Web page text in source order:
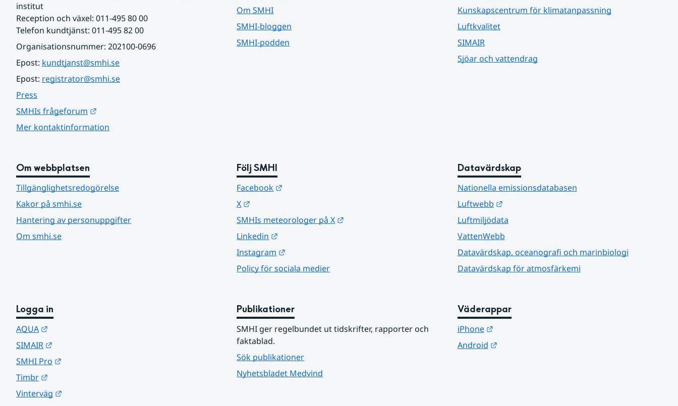
institut
Reception och växel: 011-495 80 00
Telefon kundtjänst: 011-495 82 00
Organisationsnummer: 202100-0696
Epost: kundtjanst@smhi.se
Epost: registrator@smhi.se
Press
SMHIs frågeforum
Mer kontaktinformation
Om SMHI
SMHI-bloggen
SMHI-podden
Kunskapscentrum för klimatanpassning
Luftkvalitet
SIMAIR
Sjöar och vattendrag
Om webbplatsen
Tillgänglighetsredogörelse
Kakor på smhi.se
Hantering av personuppgifter
Om smhi.se
Följ SMHI
Facebook
X
SMHIs meteorologer på X
Linkedin
Instagram
Policy för sociala medier
Datavärdskap
Nationella emissionsdatabasen
Luftwebb
Länk till annan webbplats.
Luftmiljödata
VattenWebb
Datavärdskap, oceanografi och marinbiologi
Datavärdskap för atmosfärkemi
Logga in
AQUA
SIMAIR
SMHI Pro
Timbr
Vinterväg
Publikationer
SMHI ger regelbundet ut tidskrifter, rapporter och
faktablad.
Sök publikationer
Nyhetsbladet Medvind
Väderappar
iPhone
Länk till annan webbplats.
Android
Länk till annan webbplats.